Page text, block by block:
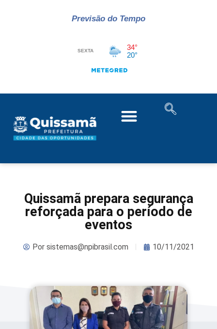
Previsão do Tempo
Quissamã prepara segurança
reforçada para o período de
eventos
Porsistemas@npibrasil.com 10/11/2021